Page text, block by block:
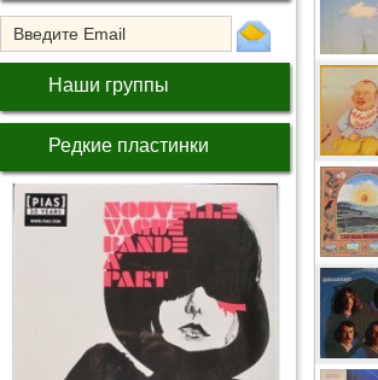
Наши группы
Редкие пластинки